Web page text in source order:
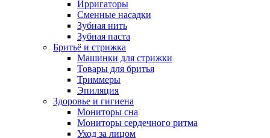
Ирригаторы
Сменные насадки
Зубная нить
Зубная паста
Бритьё и стрижка
Машинки для стрижки
Товары для бритья
Триммеры
Эпиляция
Здоровье и гигиена
Мониторы сна
Мониторы сердечного ритма
Уход за лицом